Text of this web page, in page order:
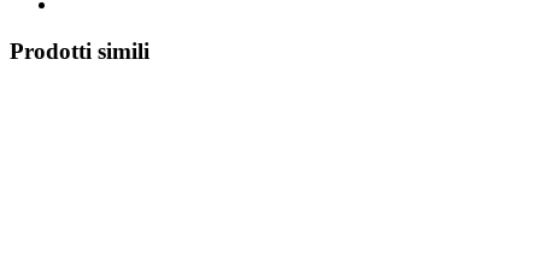
Prodotti simili